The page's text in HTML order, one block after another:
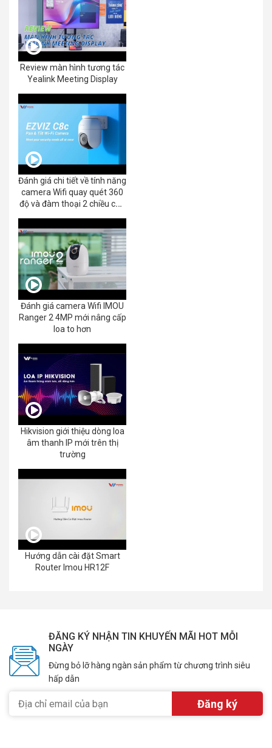
Review màn hình tương tác
Yealink Meeting Display
Đánh giá chi tiết về tính năng
camera Wifi quay quét 360
độ và đàm thoại 2 chiều của
Đánh giá camera Wifi IMOU
Ranger 2 4MP mới nâng cấp
loa to hơn
Hikvision giới thiệu dòng loa
âm thanh IP mới trên thị
trường
Hướng dẫn cài đặt Smart
Router Imou HR12F
ĐĂNG KÝ NHẬN TIN KHUYẾN MÃI HOT MỖI
NGÀY
Đừng bỏ lỡ hàng ngàn sản phẩm từ chương trình siêu
hấp dẫn